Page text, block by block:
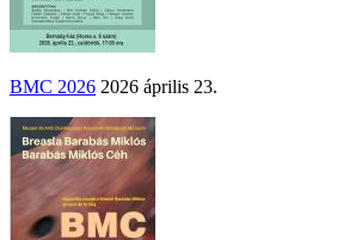
BMC 2026 2026 április 23.